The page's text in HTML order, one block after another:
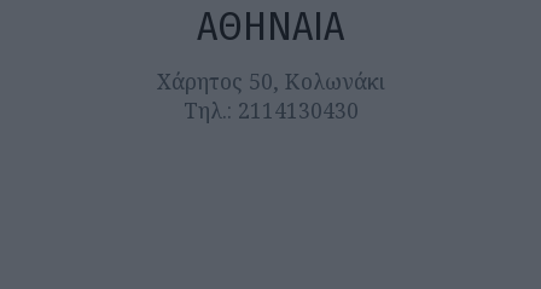
ΑΘΗΝΑΙΑ
Χάρητος 50, Κολωνάκι
Τηλ.: 2114130430